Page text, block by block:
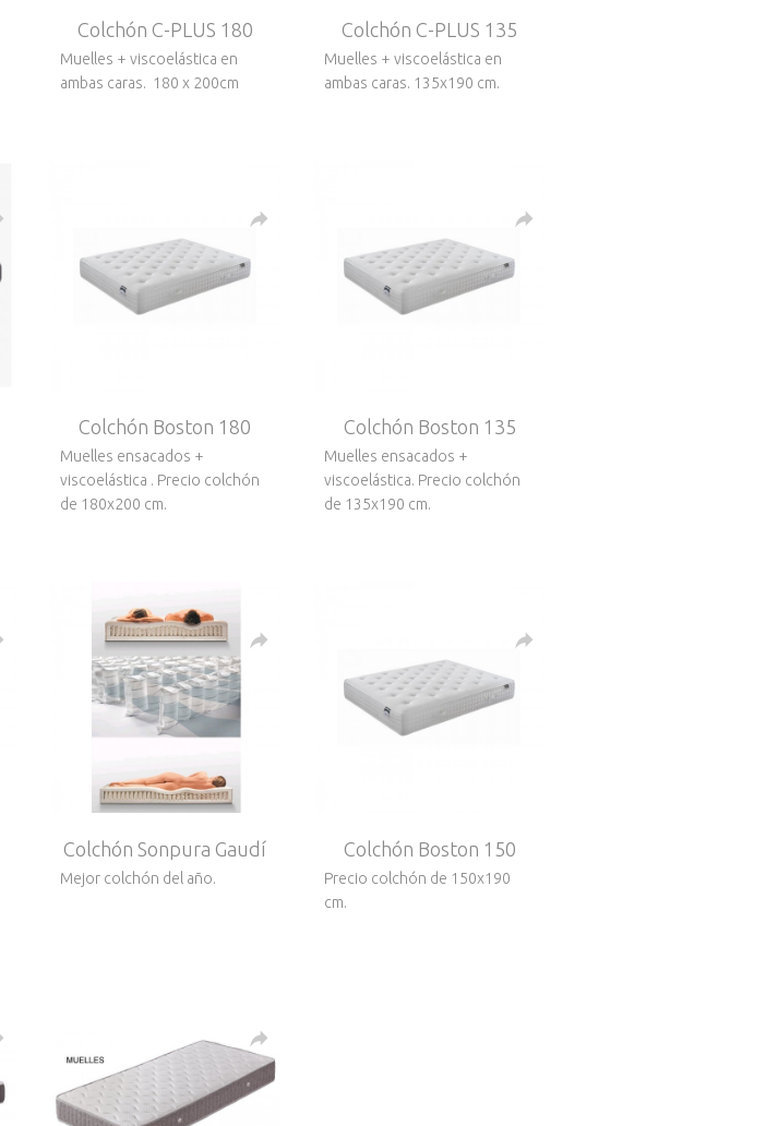
Colchón C-PLUS 180
Muelles + viscoelástica en
ambas caras. 180 x 200cm
Colchón C-PLUS 135
Muelles + viscoelástica en
ambas caras. 135x190 cm.
Colchón Boston 180
Muelles ensacados +
viscoelástica . Precio colchón
de 180x200 cm.
Colchón Boston 135
Muelles ensacados +
viscoelástica. Precio colchón
de 135x190 cm.
Colchón Sonpura Gaudí
Mejor colchón del año.
Colchón Boston 150
Precio colchón de 150x190
cm.